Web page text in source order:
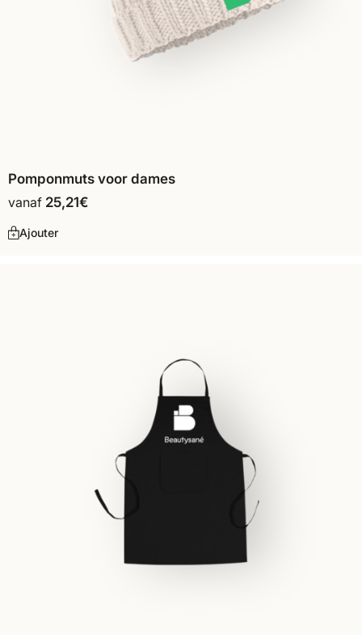
Pomponmuts voor dames
vanaf 25,21€
Ajouter